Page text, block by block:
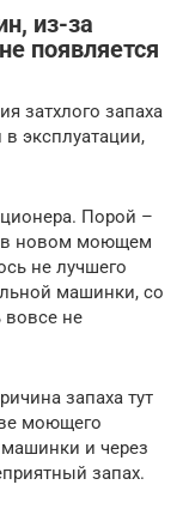
из-за
появляется
затхлого запаха
в эксплуатации,
Порой –
в новом моющем
не лучшего
машинки, со
вовсе не
запаха тут
моющего
и через
запах.